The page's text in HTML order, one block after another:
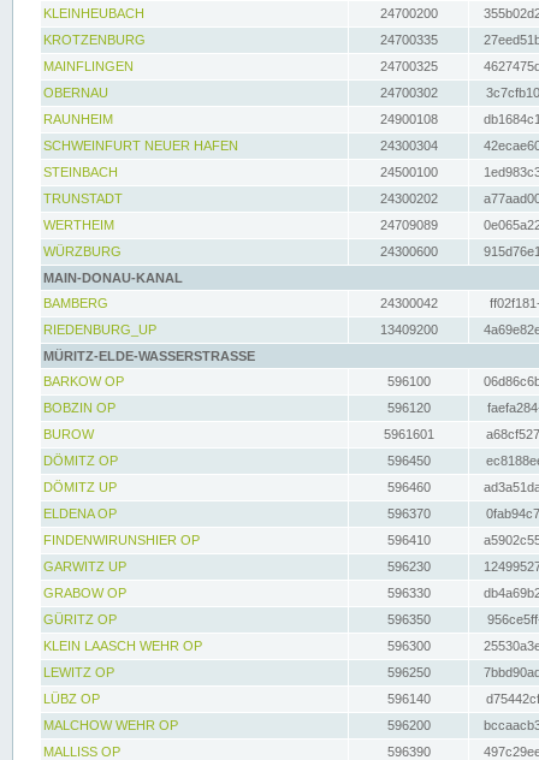
KLEINHEUBACH 24700200
KROTZENBURG
24700335
MAINFLINGEN
24700325
OBERNAU
24700302
RAUNHEIM
24900108
SCHWEINFURT NEUER HAFEN
24300304
STEINBACH
24500100
TRUNSTADT
24300202
WERTHEIM
24709089
WÜRZBURG
24300600
MAIN-DONAU-KANAL
BAMBERG
24300042
RIEDENBURG_UP
13409200
MÜRITZ-ELDE-WASSERSTRASSE
BARKOW OP
596100
BOBZIN OP
596120
BUROW
5961601
DÖMITZ OP
596450
DÖMITZ UP
596460
ELDENA OP
596370
FINDENWIRUNSHIER OP
596410
GARWITZ UP
596230
GRABOW OP
596330
GÜRITZ OP
596350
KLEIN LAASCH WEHR OP
596300
LEWITZ OP
596250
LÜBZ OP
596140
MALCHOW WEHR OP
596200
MALLISS OP
596390